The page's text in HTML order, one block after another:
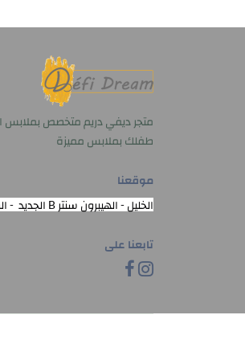
متجر ديفي دريم متخصص بملابس
طفلك بملابس مميزة
موقعنا
الخليل - الهيبرون سنتر B الجديد - الطابق الاول
تابعنا على